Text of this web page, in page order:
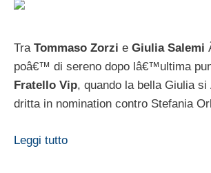
Tra Tommaso Zorzi e Giulia Salemi
poâ€™ di sereno dopo lâ€™ultima
Fratello Vip, quando la bella Giulia si
dritta in nomination contro Stefania
Leggi tutto